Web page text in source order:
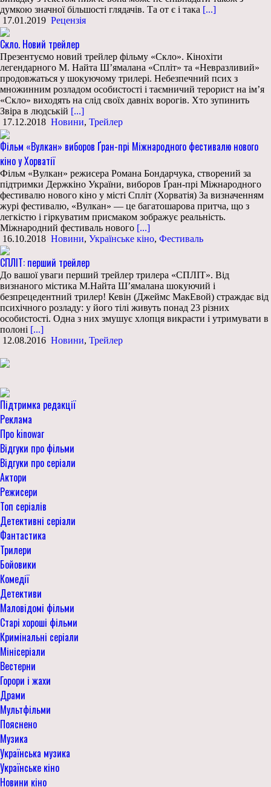
думкою значної більшості глядачів. Та от є і така [...]
17.01.2019 Рецензія
Скло. Новий трейлер
Презентуємо новий трейлер фільму «Скло». Кінохіти
легендарного М. Найта Ш’ямалана «Спліт» та «Невразливий»
продовжаться у шокуючому трилері. Небезпечний псих з
множинним розладом особистості і таємничий терорист на ім’я
«Скло» виходять на слід своїх давніх ворогів. Хто зупинить
Звіра в людській [...]
17.12.2018 Новини, Трейлер
Фільм «Вулкан» виборов Ґран-прі Міжнародного фестивалю нового
кіно у Хорватії
Фільм «Вулкан» режисера Романа Бондарчука, створений за
підтримки Держкіно України, виборов Ґран-прі Міжнародного
фестивалю нового кіно у місті Спліт (Хорватія) За визначенням
журі фестивалю, «Вулкан» — це багатошарова притча, що з
легкістю і гіркуватим присмаком зображує реальність.
Міжнародний фестиваль нового [...]
16.10.2018 Новини, Українське кіно, Фестиваль
СПЛІТ: перший трейлер
До вашої уваги перший трейлер трилера «СПЛІТ». Від
визнаного містика М.Найта Ш’ямалана шокуючий і
безпрецедентний трилер! Кевін (Джеймс МакЕвой) страждає від
психічного розладу: у його тілі живуть понад 23 різних
особистості. Одна з них змушує хлопця викрасти і утримувати в
полоні [...]
12.08.2016 Новини, Трейлер
Підтримка редакції
Реклама
Про kinowar
Відгуки про фільми
Відгуки про серіали
Актори
Режисери
Топ серіалів
Детективні серіали
Фантастика
Трилери
Бойовики
Комедії
Детективи
Маловідомі фільми
Старі хороші фільми
Кримінальні серіали
Мінісеріали
Вестерни
Горори і жахи
Драми
Мультфільми
Пояснено
Музика
Українська музика
Українське кіно
Новини кіно